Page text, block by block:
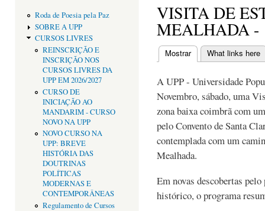
Roda de Poesia pela Paz
SOBRE A UPP
CURSOS LIVRES
REINSCRIÇÃO E
INSCRIÇÃO NOS
CURSOS LIVRES DA
UPP EM 2026/2027
CURSO DE
INICIAÇÃO AO
MANDARIM - CURSO
NOVO NA UPP
NOVO CURSO NA
UPP: BREVE
HISTÓRIA DAS
DOUTRINAS
POLÍTICAS
MODERNAS E
CONTEMPORÂNEAS
Regulamento de Cursos
VISITA DE
MEALHADA -
Separadores
Mostrar(separador ativo)
What links here
A UPP - Universidade
Novembro, sábado, uma
zona baixa coimbrã com
pelo Convento de Santa
contemplada com um
Mealhada.
Em novas descobertas
histórico, o programa